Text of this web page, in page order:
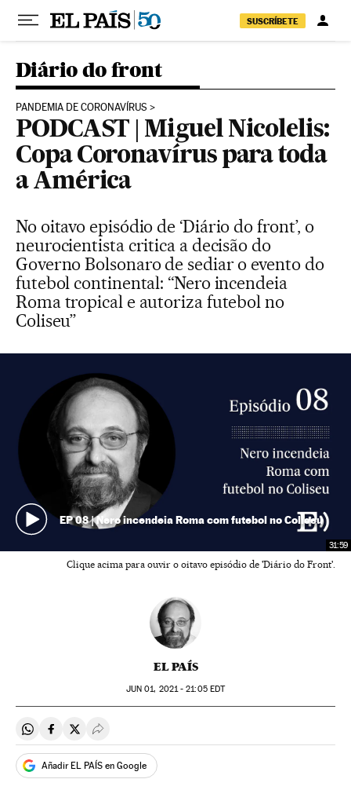
Pular para o conteúdo
SUSCRÍBETE
Diário do front
PANDEMIA DE CORONAVÍRUS
PODCAST | Miguel Nicolelis:
Copa Coronavírus para toda
a América
No oitavo episódio de ‘Diário do front’, o
neurocientista critica a decisão do
Governo Bolsonaro de sediar o evento do
futebol continental: “Nero incendeia
Roma tropical e autoriza futebol no
Coliseu”
31:59
EP 08 | Nero incendeia Roma com futebol no Coliseu
Clique acima para ouvir o oitavo episódio de 'Diário do Front'.
EL PAÍS
JUN 01, 2021 - 21:05EDT
Compartir en Whatsapp
Compartir en Facebook
Compartir en Twitter
Desplegar Redes Sociales
Añadir EL PAÍS en Google